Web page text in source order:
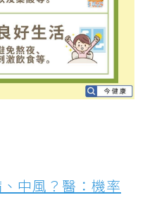
中風？醫：機率